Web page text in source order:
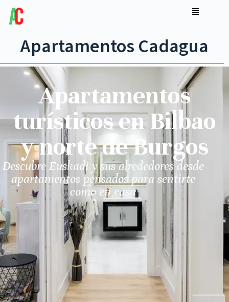
Apartamentos Cadagua
Apartamentos
turísticos en Bilbao
y norte de Burgos
Descubre Euskadi y sus alrededores desde
apartamentos pensados para sentirte
como en casa